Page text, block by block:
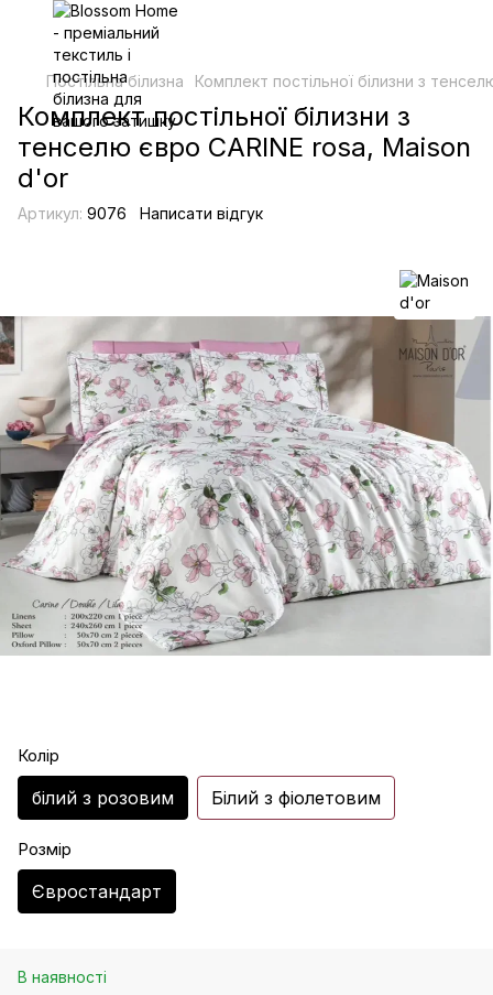
Постільна білизна Комплект постільної білизни з
Комплект постільної білизни з
тенселю євро CARINE rosa, Maison
d'or
Артикул: 9076 Написати відгук
Колір
білий з розовим Білий з фіолетовим
Розмір
Євростандарт
В наявності